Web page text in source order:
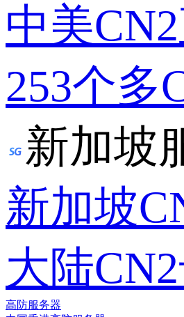
中美
253个多
新加坡
新加坡
大陆
高防服务器